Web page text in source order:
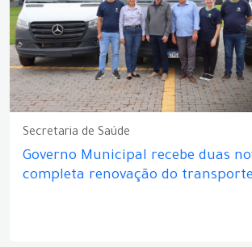
Secretaria de Saúde
Governo Municipal recebe duas
completa renovação do